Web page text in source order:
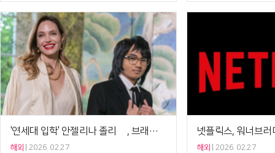
'연세대 입학' 안젤리나 졸리 子, 브래드 피트 성 지웠다[Ce:월드뷰]
해외 2026. 02.27 해외 2026. 02.27